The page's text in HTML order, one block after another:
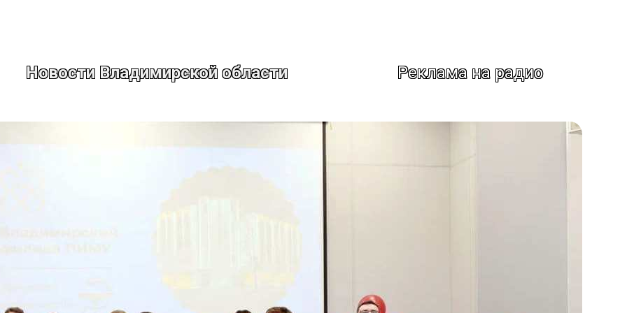
Новости Владимирской области Реклама на радио